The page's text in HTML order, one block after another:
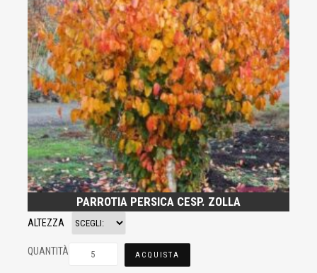
PARROTIA PERSICA CESP. ZOLLA
ALTEZZA
QUANTITÀ ACQUISTA